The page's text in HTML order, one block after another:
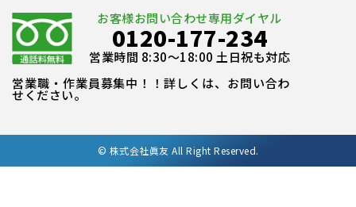
お客様お問い合わせ専用ダイヤル
0120-177-234
営業時間 8:30～18:00 土日祝も対応
営業職・作業員募集中！！詳しくは、お問い合わ
せください。
© 株式会社眞友 All Right Reserved.